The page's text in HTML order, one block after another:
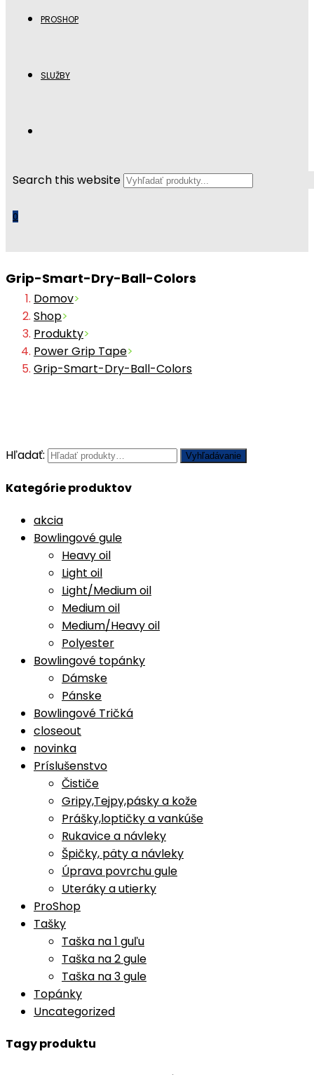
PROSHOP
SLUŽBY
Search this website
0
Grip-Smart-Dry-Ball-Colors
Domov>
Shop>
Produkty>
Power Grip Tape>
Grip-Smart-Dry-Ball-Colors
Hľadať: Vyhľadávanie
Kategórie produktov
akcia
Bowlingové gule
Heavy oil
Light oil
Light/Medium oil
Medium oil
Medium/Heavy oil
Polyester
Bowlingové topánky
Dámske
Pánske
Bowlingové Tričká
closeout
novinka
Príslušenstvo
Čističe
Gripy,Tejpy,pásky a kože
Prášky,loptičky a vankúše
Rukavice a návleky
Špičky, päty a návleky
Úprava povrchu gule
Uteráky a utierky
ProShop
Tašky
Taška na 1 guľu
Taška na 2 gule
Taška na 3 gule
Topánky
Uncategorized
Tagy produktu